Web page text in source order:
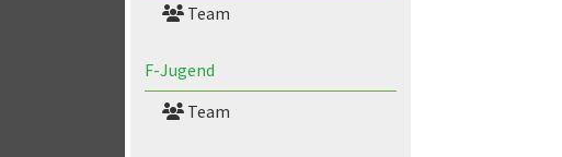
Team
F-Jugend
Team